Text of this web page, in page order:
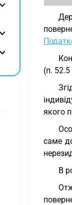
(п. 52.5
якого
саме
В